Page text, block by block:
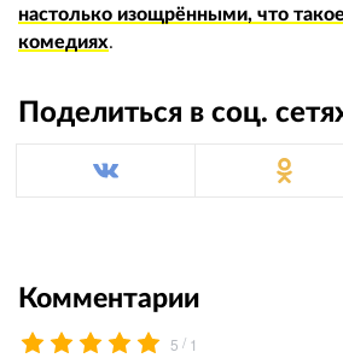
настолько изощрёнными, что
комедиях.
Поделиться в соц.
Комментарии
5 / 1